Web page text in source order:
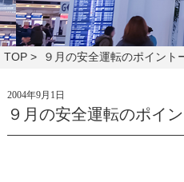
TOP > ９月の安全運転のポイント
2004年9月1日
９月の安全運転のポイ